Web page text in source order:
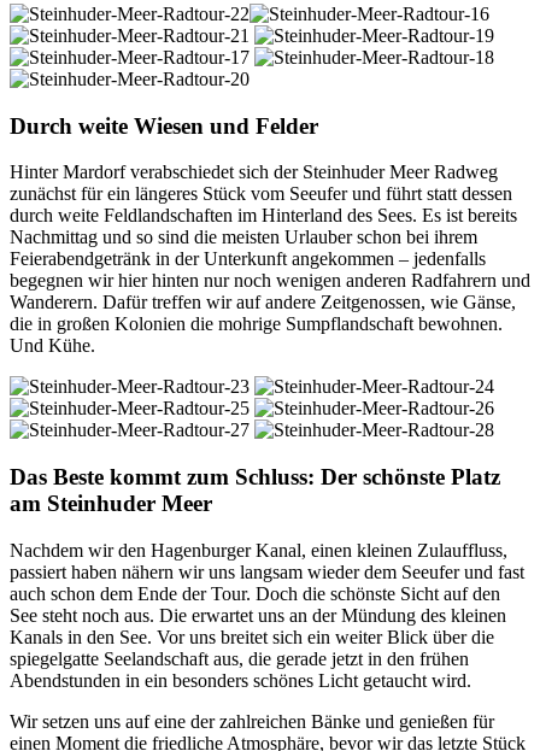
Durch weite Wiesen und Felder
Hinter Mardorf verabschiedet sich der Steinhuder Meer Radweg
zunächst für ein längeres Stück vom Seeufer und führt statt dessen
durch weite Feldlandschaften im Hinterland des Sees. Es ist bereits
Nachmittag und so sind die meisten Urlauber schon bei ihrem
Feierabendgetränk in der Unterkunft angekommen – jedenfalls
begegnen wir hier hinten nur noch wenigen anderen Radfahrern und
Wanderern. Dafür treffen wir auf andere Zeitgenossen, wie Gänse,
die in großen Kolonien die mohrige Sumpflandschaft bewohnen.
Und Kühe.
Das Beste kommt zum Schluss: Der schönste Platz
am Steinhuder Meer
Nachdem wir den Hagenburger Kanal, einen kleinen Zulauffluss,
passiert haben nähern wir uns langsam wieder dem Seeufer und fast
auch schon dem Ende der Tour. Doch die schönste Sicht auf den
See steht noch aus. Die erwartet uns an der Mündung des kleinen
Kanals in den See. Vor uns breitet sich ein weiter Blick über die
spiegelgatte Seelandschaft aus, die gerade jetzt in den frühen
Abendstunden in ein besonders schönes Licht getaucht wird.
Wir setzen uns auf eine der zahlreichen Bänke und genießen für
einen Moment die friedliche Atmosphäre, bevor wir das letzte Stück